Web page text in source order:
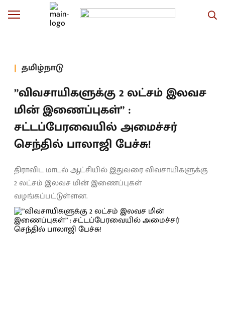
தமிழ்நாடு
”விவசாயிகளுக்கு 2 லட்சம் இலவச
மின் இணைப்புகள்” :
சட்டப்பேரவையில் அமைச்சர்
செந்தில் பாலாஜி பேச்சு!
திராவிட மாடல் ஆட்சியில் இதுவரை விவசாயிகளுக்கு
2 லட்சம் இலவச மின் இணைப்புகள்
வழங்கப்பட்டுள்ளன.